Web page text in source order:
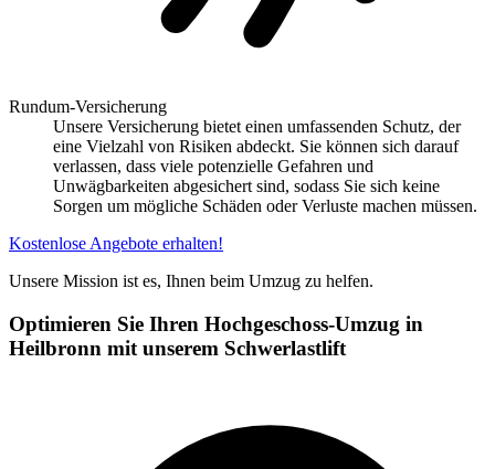
Rundum-Versicherung
Unsere Versicherung bietet einen umfassenden Schutz, der
eine Vielzahl von Risiken abdeckt. Sie können sich darauf
verlassen, dass viele potenzielle Gefahren und
Unwägbarkeiten abgesichert sind, sodass Sie sich keine
Sorgen um mögliche Schäden oder Verluste machen müssen.
Kostenlose Angebote erhalten!
Unsere Mission ist es, Ihnen beim Umzug zu helfen.
Optimieren Sie Ihren Hochgeschoss-Umzug in
Heilbronn mit unserem Schwerlastlift